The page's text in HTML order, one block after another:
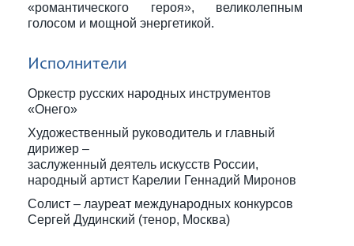
«романтического героя», великолепным
голосом и мощной энергетикой.
Исполнители
Оркестр русских народных инструментов
«Онего»
Художественный руководитель и главный
дирижер –
заслуженный деятель искусств России,
народный артист Карелии Геннадий Миронов
Солист – лауреат международных конкурсов
Сергей Дудинский (тенор, Москва)